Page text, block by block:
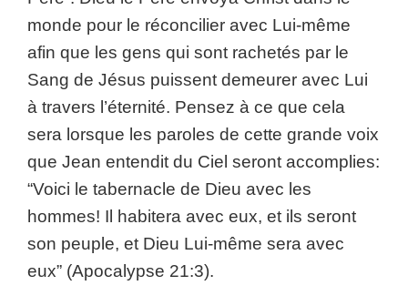
monde pour le réconcilier avec Lui-même
afin que les gens qui sont rachetés par le
Sang de Jésus puissent demeurer avec Lui
à travers l’éternité. Pensez à ce que cela
sera lorsque les paroles de cette grande voix
que Jean entendit du Ciel seront accomplies:
“Voici le tabernacle de Dieu avec les
hommes! Il habitera avec eux, et ils seront
son peuple, et Dieu Lui-même sera avec
eux” (Apocalypse 21:3).